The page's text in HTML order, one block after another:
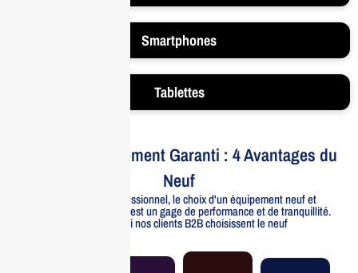
Smartphones
Tablettes
Votre Investissement Garanti : 4 Avantages du
Neuf
Pour un usage professionnel, le choix d'un équipement neuf et
officiellement distribué est un gage de performance et de tranquillité.
Voici pourquoi nos clients B2B choisissent le neuf